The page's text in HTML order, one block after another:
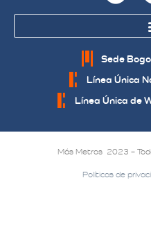
Sede
Línea Única
Línea Única de
Más Metros 2023 –
Políticas de